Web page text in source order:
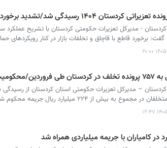
گفت: برخورد قاطع با قاچاق و تخلفات بازار در کنار رویکردهای
۲۰:۰۰
ریالی متخلفان
مجموع به بیش از ۲۲۴ میلیارد ریال جریمه محکوم شدند.
۱۲:۴۷
در کامیاران با جریمه میلیاردی همراه شد